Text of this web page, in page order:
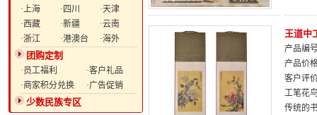
·上海
·四川
·天津
·西藏
·新疆
·云南
·浙江
·港澳台 ·海外
团购定制
·员工福利
·客户礼品
·商家积分兑换
·广告促销
少数民族专区
王道中
产品编
产品价
客户评
工笔花
传统的